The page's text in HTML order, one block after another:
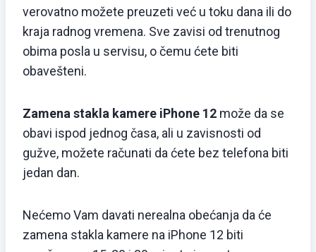
verovatno možete preuzeti već u toku dana ili do
kraja radnog vremena. Sve zavisi od trenutnog
obima posla u servisu, o čemu ćete biti
obavešteni.
Zamena stakla kamere iPhone 12 može da se
obavi ispod jednog časa, ali u zavisnosti od
gužve, možete računati da ćete bez telefona biti
jedan dan.
Nećemo Vam davati nerealna obećanja da će
zamena stakla kamere na iPhone 12 biti